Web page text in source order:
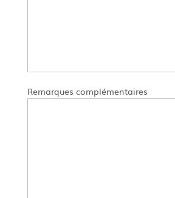
Remarques complémentaires